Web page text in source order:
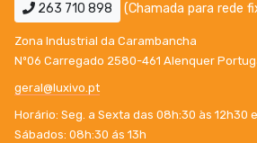
263 710 898 (Chamada para rede
Zona Industrial da Carambancha
Nº06 Carregado 2580-461 Alenquer
geral@luxivo.pt
Horário: Seg. a Sexta das 08h:30 às 12h30
Sábados: 08h:30 ás 13h